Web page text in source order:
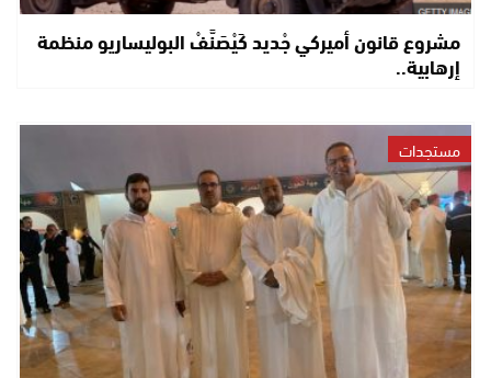
مشروع قانون أميركي جْديد كَيْصَنَّفْ البوليساريو منظمة
إرهابية..
مستجدات